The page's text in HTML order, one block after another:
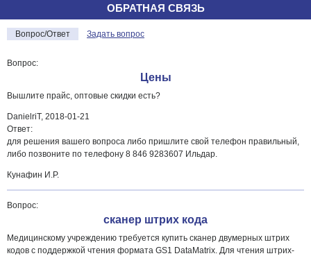
ОБРАТНАЯ СВЯЗЬ
Вопрос/Ответ Задать вопрос
Вопрос:
Цены
Вышлите прайс, оптовые скидки есть?
DanielriT, 2018-01-21
Ответ:
для решения вашего вопроса либо пришлите свой телефон правильный,
либо позвоните по телефону 8 846 9283607 Ильдар.
Кунафин И.Р.
Вопрос:
сканер штрих кода
Медицинскому учреждению требуется купить сканер двумерных штрих
кодов с поддержкой чтения формата GS1 DataMatrix. Для чтения штрих-